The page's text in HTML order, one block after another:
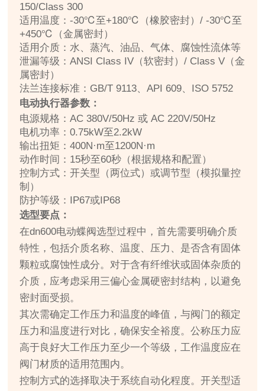
150/Class 300
适用温度：-30℃至+180℃（橡胶密封）/ -30℃至
+450℃（金属密封）
适用介质：水、蒸汽、油品、气体、腐蚀性流体等
泄漏等级：ANSI Class IV（软密封）/ Class V（金
属密封）
法兰连接标准：GB/T 9113、API 609、ISO 5752
电动执行器参数：
电源规格：AC 380V/50Hz 或 AC 220V/50Hz
电机功率：0.75kW至2.2kW
输出扭矩：400N·m至1200N·m
动作时间：15秒至60秒（根据规格和配置）
控制方式：开关型（两位式）或调节型（模拟量控
制）
防护等级：IP67或IP68
选型要点：
在dn600电动蝶阀选型过程中，首先需要明确介质
特性，包括介质名称、温度、压力、是否含有固体
颗粒或腐蚀性成分。对于含有纤维状或固体杂质的
介质，应考虑采用三偏心金属硬密封结构，以避免
密封面受损。
其次需确定工作压力和温度的峰值，与阀门的额定
压力和温度进行对比，确保安全裕度。公称压力应
高于良好大工作压力至少一个等级，工作温度应在
阀门材质的适用范围内。
控制方式的选择取决于系统自动化程度。开关型适